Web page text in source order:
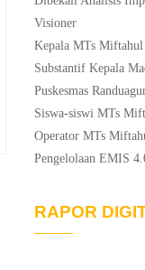
Visioner
Kepala MTs
Substantif Kepala
Puskesmas
Siswa-siswi MTs
Operator MTs
Pengelolaan EMIS
RAPOR